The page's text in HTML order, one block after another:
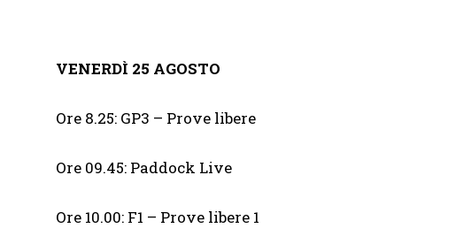
VENERDÌ 25 AGOSTO
Ore 8.25: GP3 – Prove libere
Ore 09.45: Paddock Live
Ore 10.00: F1 – Prove libere 1